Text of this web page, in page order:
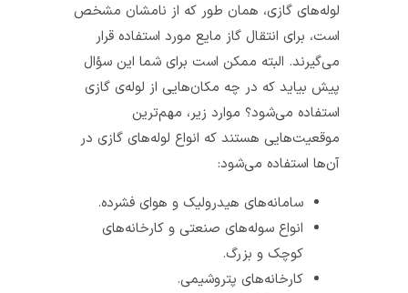
لوله‌های گازی، همان طور که از نامشان مشخص
است، برای انتقال گاز مایع مورد استفاده قرار
می‌گیرند. البته ممکن است برای شما این سؤال
پیش بیاید که در چه مکان‌هایی از لوله‌ی گازی
استفاده می‌شود؟ موارد زیر، مهم‌ترین
موقعیت‌هایی هستند که انواع لوله‌های گازی در
آن‌ها استفاده می‌شود:
سامانه‌های هیدرولیک و هوای فشرده.
انواع سوله‌های صنعتی و کارخانه‌های
کوچک و بزرگ.
کارخانه‌های پتروشیمی.